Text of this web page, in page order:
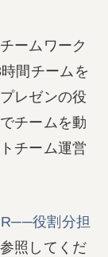
ームワーク
間チームを
レゼンの役
チームを動
チーム運営
役割分担
照してくだ